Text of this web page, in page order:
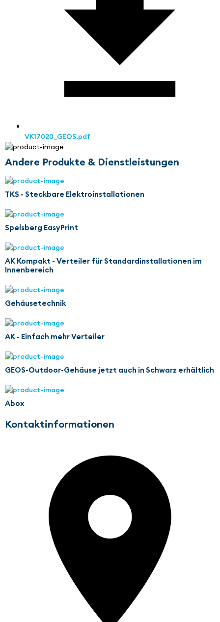
VK17020_GEOS.pdf
Andere Produkte & Dienstleistungen
TKS - Steckbare Elektroinstallationen
Spelsberg EasyPrint
AK Kompakt - Verteiler für Standardinstallationen im
Innenbereich
Gehäusetechnik
AK - Einfach mehr Verteiler
GEOS-Outdoor-Gehäuse jetzt auch in Schwarz erhältlich
Abox
Kontaktinformationen